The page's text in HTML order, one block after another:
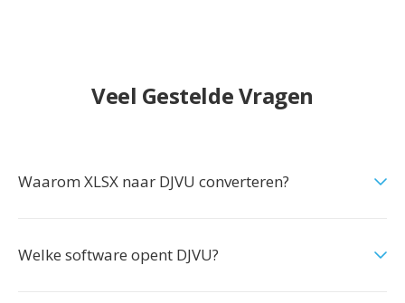
Veel Gestelde Vragen
Waarom XLSX naar DJVU converteren?
Welke software opent DJVU?